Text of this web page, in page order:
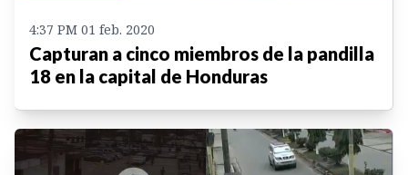
4:37 PM 01 feb. 2020
Capturan a cinco miembros de la pandilla
18 en la capital de Honduras